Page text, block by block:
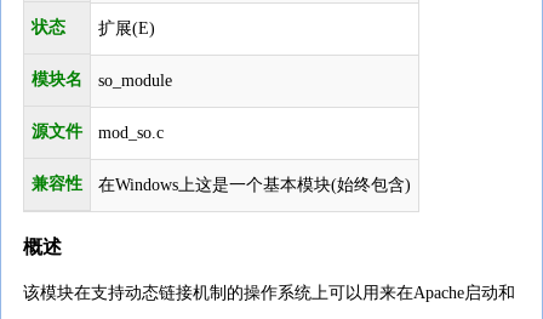
状态 扩展(E)
模块名 so_module
源文件 mod_so.c
兼容性 在Windows上这是一个基本模块(始终包含)
概述
该模块在支持动态链接机制的操作系统上可以用来在Apache启动和